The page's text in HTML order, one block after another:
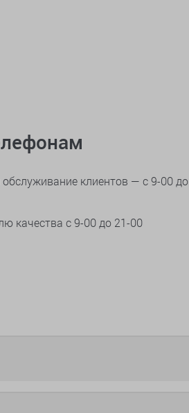
клиентов — с 9-00 до
качества с 9-00 до 21-00